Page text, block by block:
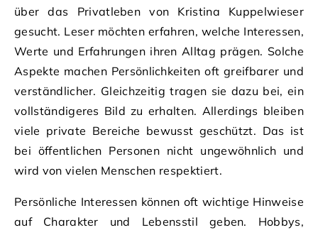
über das Privatleben von Kristina Kuppelwieser
gesucht. Leser möchten erfahren, welche Interessen,
Werte und Erfahrungen ihren Alltag prägen. Solche
Aspekte machen Persönlichkeiten oft greifbarer und
verständlicher. Gleichzeitig tragen sie dazu bei, ein
vollständigeres Bild zu erhalten. Allerdings bleiben
viele private Bereiche bewusst geschützt. Das ist
bei öffentlichen Personen nicht ungewöhnlich und
wird von vielen Menschen respektiert.
Persönliche Interessen können oft wichtige Hinweise
auf Charakter und Lebensstil geben. Hobbys,